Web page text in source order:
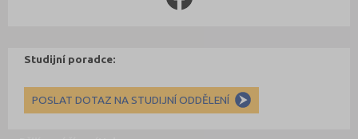
Studijní poradce:
POSLAT DOTAZ NA STUDIJNÍ ODDĚLENÍ